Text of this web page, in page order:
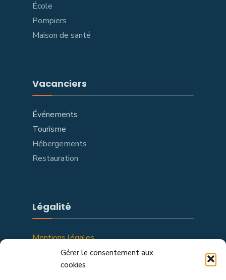
Gérer le consentement aux
cookies
École
Pompiers
Maison de santé
Vacanciers
Événements
Tourisme
Hébergements
Restauration
Légalité
Mentions légales
Politique de confidentialité